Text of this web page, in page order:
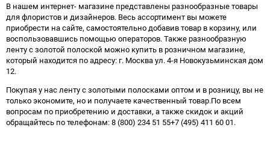
В нашем интернет- магазине представлены разнообразные товары
для флористов и дизайнеров. Весь ассортимент вы можете
приобрести на сайте, самостоятельно добавив товар в корзину, или
воспользовавшись помощью операторов. Также разнообразную
ленту с золотой полоской можно купить в розничном магазине,
который находится по адресу: г. Москва ул. 4-я Новокузьминская дом
12.
Покупая у нас ленту с золотыми полосками оптом и в розницу, вы не
только экономите, но и получаете качественный товар.По всем
вопросам по приобретению и доставки, а также скидок и акций
обращайтесь по телефонам: 8 (800) 234 51 55+7 (495) 411 60 01.